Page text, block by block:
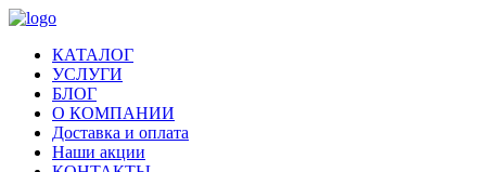
КАТАЛОГ
УСЛУГИ
БЛОГ
О КОМПАНИИ
Доставка и оплата
Наши акции